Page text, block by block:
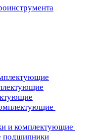
и комплектующие
подшипники